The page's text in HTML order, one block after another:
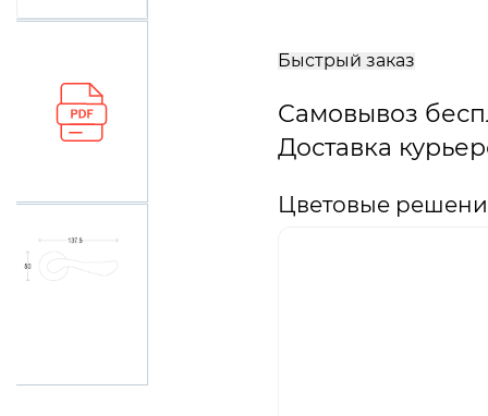
Быстрый заказ
Самовывоз
Доставка
Цветовые